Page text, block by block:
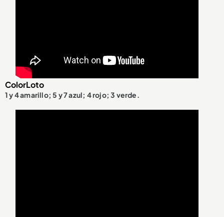
ColorLoto
1 y 4 amarillo; 5 y 7 azul; 4 rojo; 3 verde.